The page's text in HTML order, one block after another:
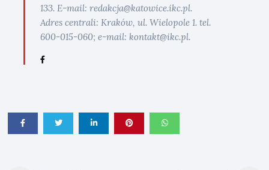
133. E-mail: redakcja@katowice.ikc.pl.
Adres centrali: Kraków, ul. Wielopole 1. tel.
600-015-060; e-mail: kontakt@ikc.pl.